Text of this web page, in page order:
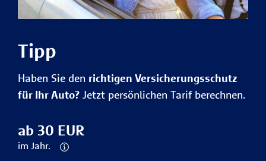
Tipp
Haben Sie den richtigen Versicherungsschutz
für Ihr Auto? Jetzt persönlichen Tarif berechnen.
ab 30 EUR
im Jahr.